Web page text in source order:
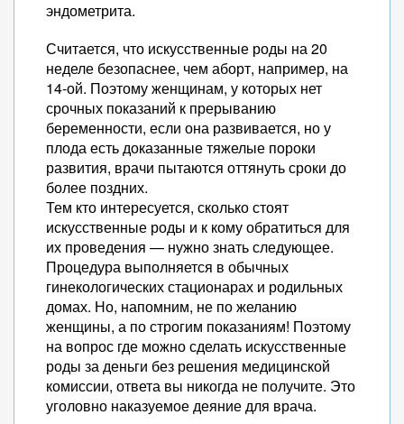
эндометрита.
Считается, что искусственные роды на 20
неделе безопаснее, чем аборт, например, на
14-ой. Поэтому женщинам, у которых нет
срочных показаний к прерыванию
беременности, если она развивается, но у
плода есть доказанные тяжелые пороки
развития, врачи пытаются оттянуть сроки до
более поздних.
Тем кто интересуется, сколько стоят
искусственные роды и к кому обратиться для
их проведения — нужно знать следующее.
Процедура выполняется в обычных
гинекологических стационарах и родильных
домах. Но, напомним, не по желанию
женщины, а по строгим показаниям! Поэтому
на вопрос где можно сделать искусственные
роды за деньги без решения медицинской
комиссии, ответа вы никогда не получите. Это
уголовно наказуемое деяние для врача.